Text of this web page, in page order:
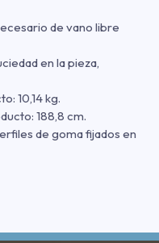
de vano libre
en la pieza,
10,14 kg.
188,8 cm.
de goma fijados en